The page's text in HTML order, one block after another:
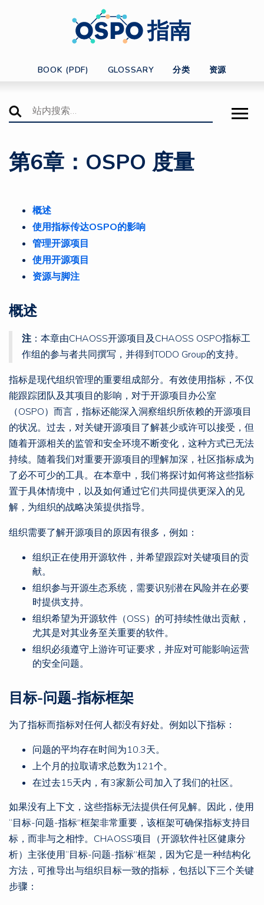
指南
BOOK (PDF) GLOSSARY 分类 资源
第6章：OSPO 度量
概述
使用指标传达OSPO的影响
管理开源项目
使用开源项目
资源与脚注
概述
注：本章由CHAOSS开源项目及CHAOSS OSPO指标工
作组的参与者共同撰写，并得到TODO Group的支持。
指标是现代组织管理的重要组成部分。有效使用指标，不仅
能跟踪团队及其项目的影响，对于开源项目办公室
（OSPO）而言，指标还能深入洞察组织所依赖的开源项目
的状况。过去，对关键开源项目了解甚少或许可以接受，但
随着开源相关的监管和安全环境不断变化，这种方式已无法
持续。随着我们对重要开源项目的理解加深，社区指标成为
了必不可少的工具。在本章中，我们将探讨如何将这些指标
置于具体情境中，以及如何通过它们共同提供更深入的见
解，为组织的战略决策提供指导。
组织需要了解开源项目的原因有很多，例如：
组织正在使用开源软件，并希望跟踪对关键项目的贡
献。
组织参与开源生态系统，需要识别潜在风险并在必要
时提供支持。
组织希望为开源软件（OSS）的可持续性做出贡献，
尤其是对其业务至关重要的软件。
组织必须遵守上游许可证要求，并应对可能影响运营
的安全问题。
目标-问题-指标框架
为了指标而指标对任何人都没有好处。例如以下指标：
问题的平均存在时间为10.3天。
上个月的拉取请求总数为121个。
在过去15天内，有3家新公司加入了我们的社区。
如果没有上下文，这些指标无法提供任何见解。因此，使用
“目标-问题-指标”框架非常重要，该框架可确保指标支持目
标，而非与之相悖。CHAOSS项目（开源软件社区健康分
析）主张使用“目标-问题-指标”框架，因为它是一种结构化
方法，可推导出与组织目标一致的指标，包括以下三个关键
步骤：